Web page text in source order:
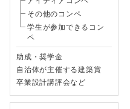
その他のコンペ
学生が参加できるコン
ペ
助成・奨学金
自治体が主催する建築賞
卒業設計講評会など